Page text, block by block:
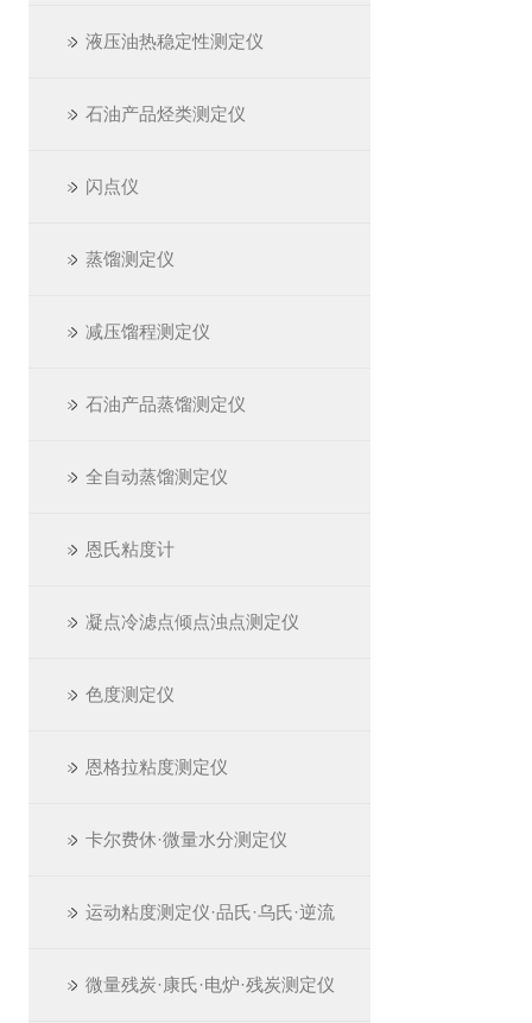
液压油热稳定性测定仪
石油产品烃类测定仪
闪点仪
蒸馏测定仪
减压馏程测定仪
石油产品蒸馏测定仪
全自动蒸馏测定仪
恩氏粘度计
凝点冷滤点倾点浊点测定仪
色度测定仪
恩格拉粘度测定仪
卡尔费休·微量水分测定仪
运动粘度测定仪·品氏·乌氏·逆流
微量残炭·康氏·电炉·残炭测定仪